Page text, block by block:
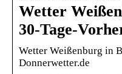
Wetter
30-Tage-
Wetter Weißenburg in
Donnerwetter.de